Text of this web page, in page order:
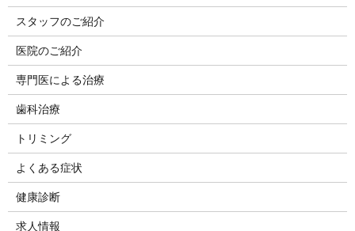
スタッフのご紹介
医院のご紹介
専門医による治療
歯科治療
トリミング
よくある症状
健康診断
求人情報